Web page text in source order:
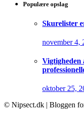
Populære opslag
Skurelister
november 4,
oktober 25,
© Nipsect.dk | Bloggen